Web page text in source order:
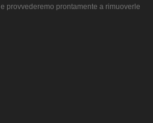
provvederemo prontamente a rimuoverle